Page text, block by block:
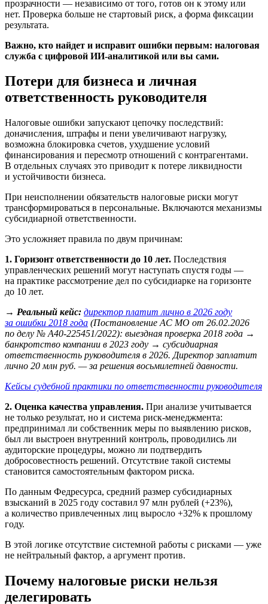
прозрачности — независимо от того, готов он к этому или
нет. Проверка больше не стартовый риск, а форма фиксации
результата.
Важно, кто найдет и исправит ошибки первым: налоговая
служба с цифровой ИИ-аналитикой или вы сами.
Потери для бизнеса и личная
ответственность руководителя
Налоговые ошибки запускают цепочку последствий:
доначисления, штрафы и пени увеличивают нагрузку,
возможна блокировка счетов, ухудшение условий
финансирования и пересмотр отношений с контрагентами.
В отдельных случаях это приводит к потере ликвидности
и устойчивости бизнеса.
При неисполнении обязательств налоговые риски могут
трансформироваться в персональные. Включаются механизмы
субсидиарной ответственности.
Это усложняет правила по двум причинам:
1. Горизонт ответственности до 10 лет. Последствия
управленческих решений могут наступать спустя годы —
на практике рассмотрение дел по субсидиарке на горизонте
до 10 лет.
→ Реальный кейс: директор платит лично в 2026 году
за ошибки 2018 года (Постановление АС МО от 26.02.2026
по делу № А40-225451/2022): выездная проверка 2018 года →
банкротство компании в 2023 году → субсидиарная
ответственность руководителя в 2026. Директор заплатит
лично 20 млн руб. — за решения восьмилетней давности.
Кейсы судебной практики по ответственности руководителя
2. Оценка качества управления. При анализе учитывается
не только результат, но и система риск-менеджмента:
предпринимал ли собственник меры по выявлению рисков,
был ли выстроен внутренний контроль, проводились ли
аудиторские процедуры, можно ли подтвердить
добросовестность решений. Отсутствие такой системы
становится самостоятельным фактором риска.
По данным Федресурса, средний размер субсидиарных
взысканий в 2025 году составил 97 млн рублей (+23%),
а количество привлеченных лиц выросло +32% к прошлому
году.
В этой логике отсутствие системной работы с рисками — уже
не нейтральный фактор, а аргумент против.
Почему налоговые риски нельзя
делегировать